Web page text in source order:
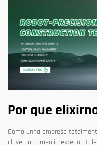
Por que
Como unha empresa
clave no comercio exterior,